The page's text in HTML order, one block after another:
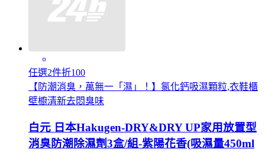
任選2件折100
【防潮消臭，萬無一「濕」！】氯化鈣吸濕顆粒,衣鞋櫃
壁櫥清新去悶臭味
白元 日本Hakugen-DRY&DRY UP家用放置型
消臭防潮除濕劑3盒/組-紫陽花香(吸濕量450ml